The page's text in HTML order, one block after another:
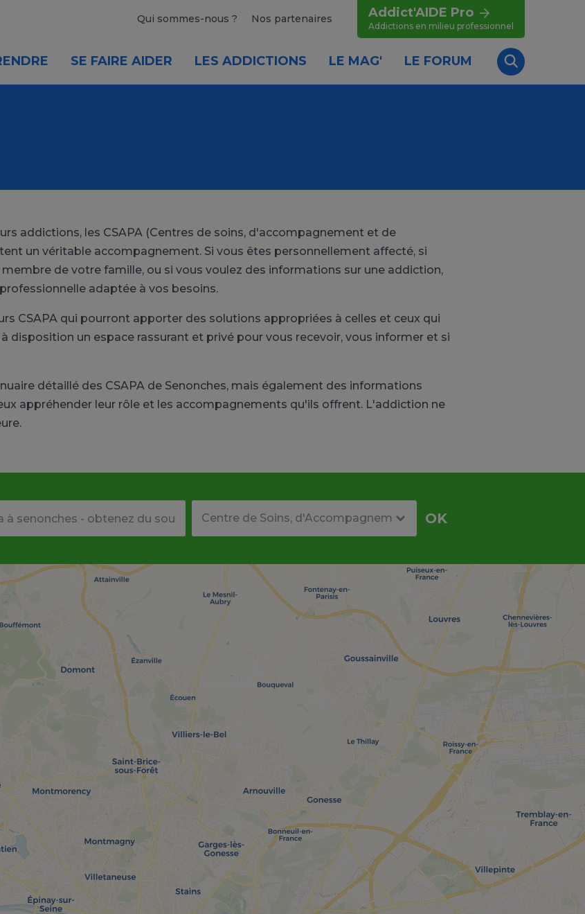
Qui sommes-nous ? Nos partenaires Addict'AIDE Pro
Addictions en milieu professionnel
SE FAIRE AIDER LES ADDICTIONS LE MAG' LE FORUM
Recherche
addictions, les CSAPA (Centres de soins, d'accompagnement et de
un véritable accompagnement. Si vous êtes personnellement affecté, si
de votre famille, ou si vous voulez des informations sur une addiction,
adaptée à vos besoins.
CSAPA qui pourront apporter des solutions appropriées à celles et ceux qui
disposition un espace rassurant et privé pour vous recevoir, vous informer et si
détaillé des CSAPA de Senonches, mais également des informations
appréhender leur rôle et les accompagnements qu'ils offrent. L'addiction ne
OK